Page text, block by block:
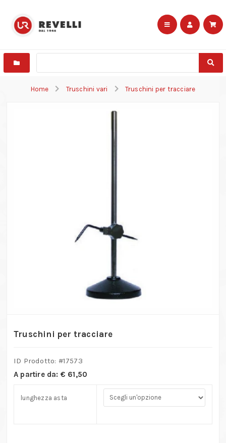
Home Truschini vari Truschini per tracciare
Truschini per tracciare
ID Prodotto: #17573
A partire da: € 61,50
lunghezza asta